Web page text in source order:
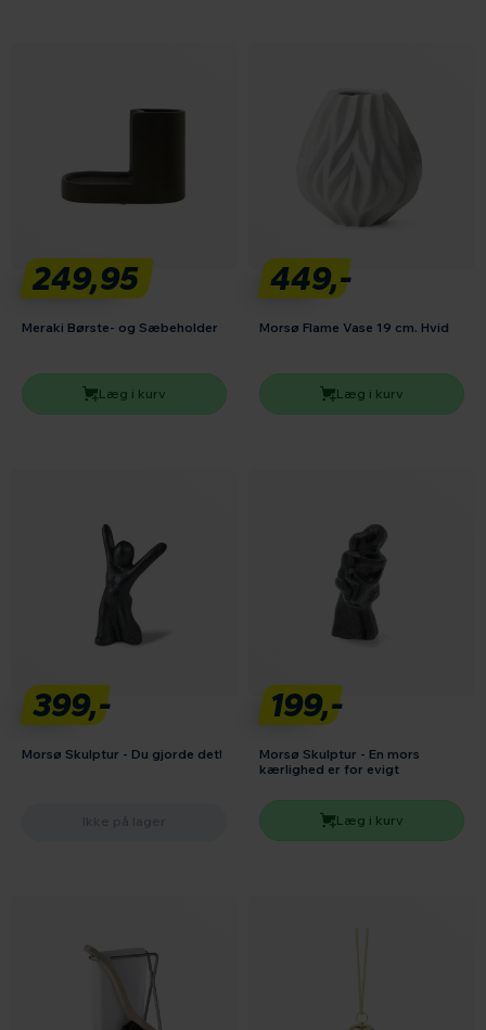
249,95
Meraki Børste- og Sæbeholder
Læg i kurv
449,-
Morsø Flame Vase 19 cm. Hvid
Læg i kurv
399,-
Morsø Skulptur - Du gjorde det!
199,-
Morsø Skulptur - En mors
kærlighed er for evigt
Læg i kurv